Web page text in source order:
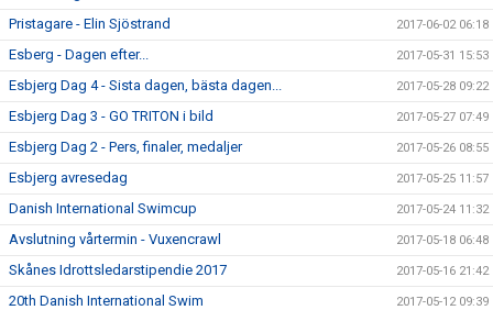
Pristagare - Elin Sjöstrand 2017-06-02 06:18
Esberg - Dagen efter... 2017-05-31 15:53
Esbjerg Dag 4 - Sista dagen, bästa dagen... 2017-05-28 09:22
Esbjerg Dag 3 - GO TRITON i bild 2017-05-27 07:49
Esbjerg Dag 2 - Pers, finaler, medaljer 2017-05-26 08:55
Esbjerg avresedag 2017-05-25 11:57
Danish International Swimcup 2017-05-24 11:32
Avslutning vårtermin - Vuxencrawl 2017-05-18 06:48
Skånes Idrottsledarstipendie 2017 2017-05-16 21:42
20th Danish International Swim 2017-05-12 09:39